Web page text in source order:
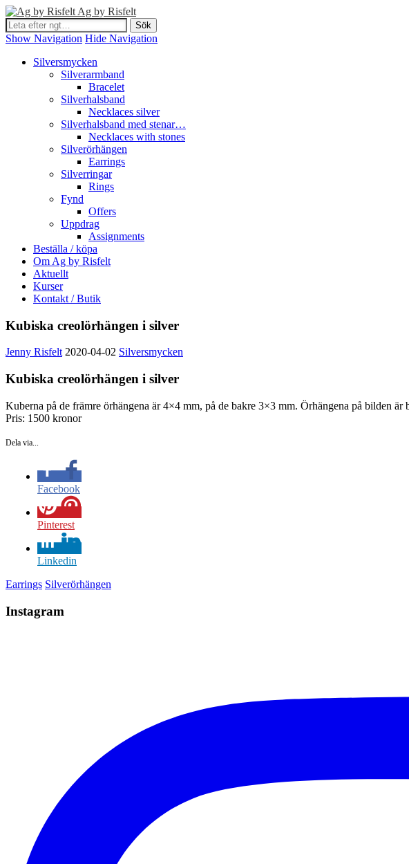
Ag by Risfelt
Show Navigation Hide Navigation
Silversmycken
Silverarmband
Bracelet
Silverhalsband
Necklaces silver
Silverhalsband med stenar…
Necklaces with stones
Silverörhängen
Earrings
Silverringar
Rings
Fynd
Offers
Uppdrag
Assignments
Beställa / köpa
Om Ag by Risfelt
Aktuellt
Kurser
Kontakt / Butik
Kubiska creolörhängen i silver
Jenny Risfelt 2020-04-02 Silversmycken
Kubiska creolörhängen i silver
Kuberna på de främre örhängena är 4×4 mm, på de bakre 3×3 mm. Örhängena på bilden är
Pris: 1500 kronor
Dela via...
Facebook
Pinterest
Linkedin
Earrings Silverörhängen
Instagram